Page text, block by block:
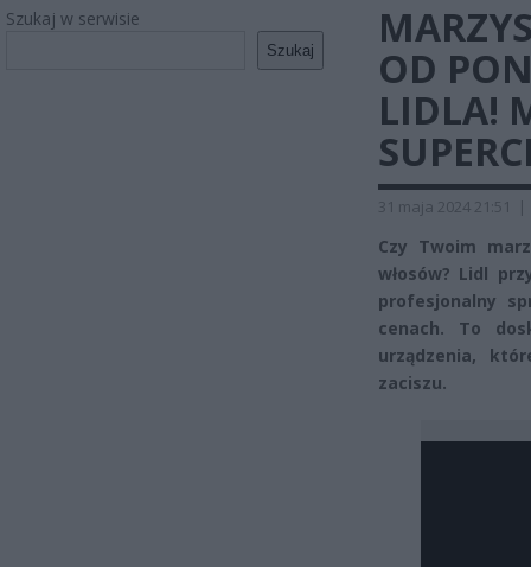
Szukaj w serwisie
Szukaj
OD
LIDLA!
31 maja 2024 21:51 |
Czy Twoim
włosów? Lidl
profesjonalny
cenach. To
urządzenia,
zaciszu.